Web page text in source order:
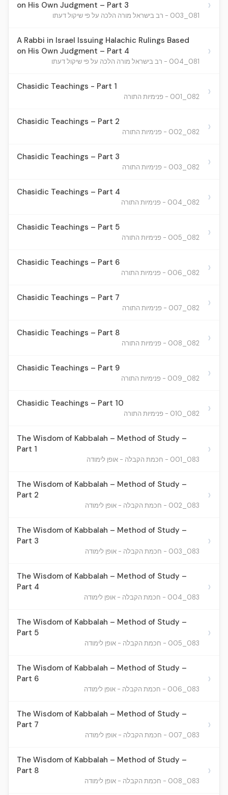
on His Own Judgment – Part 3
081_003 - רב בישראל מורה הלכה על פי שיקול דעתו
›
A Rabbi in Israel Issuing Halachic Rulings Based
on His Own Judgment – Part 4
081_004 - רב בישראל מורה הלכה על פי שיקול דעתו
›
Chasidic Teachings - Part 1
082_001 - פנימיות התורה ›
Chasidic Teachings – Part 2
082_002 - פנימיות התורה ›
Chasidic Teachings – Part 3
082_003 - פנימיות התורה ›
Chasidic Teachings – Part 4
082_004 - פנימיות התורה ›
Chasidic Teachings – Part 5
082_005 - פנימיות התורה ›
Chasidic Teachings – Part 6
082_006 - פנימיות התורה ›
Chasidic Teachings – Part 7
082_007 - פנימיות התורה ›
Chasidic Teachings – Part 8
082_008 - פנימיות התורה ›
Chasidic Teachings – Part 9
082_009 - פנימיות התורה ›
Chasidic Teachings – Part 10
082_010 - פנימיות התורה ›
The Wisdom of Kabbalah – Method of Study –
Part 1
083_001 - חכמת הקבלה - אופן לימודה
›
The Wisdom of Kabbalah – Method of Study –
Part 2
083_002 - חכמת הקבלה - אופן לימודה
›
The Wisdom of Kabbalah – Method of Study –
Part 3
083_003 - חכמת הקבלה - אופן לימודה
›
The Wisdom of Kabbalah – Method of Study –
Part 4
083_004 - חכמת הקבלה - אופן לימודה
›
The Wisdom of Kabbalah – Method of Study –
Part 5
083_005 - חכמת הקבלה - אופן לימודה
›
The Wisdom of Kabbalah – Method of Study –
Part 6
083_006 - חכמת הקבלה - אופן לימודה
›
The Wisdom of Kabbalah – Method of Study –
Part 7
083_007 - חכמת הקבלה - אופן לימודה
›
The Wisdom of Kabbalah – Method of Study –
Part 8
083_008 - חכמת הקבלה - אופן לימודה
›